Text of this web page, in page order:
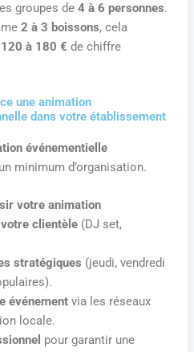
groupes de4 à 6 personnes.
2 à 3 boissons, cela
120 à 180 € de chiffre
une animation
dans votre établissement
événementielle
minimum d’organisation.
votre animation
clientèle (DJ set,
stratégiques (jeudi, vendredi
événement via les réseaux
locale.
pour garantir une